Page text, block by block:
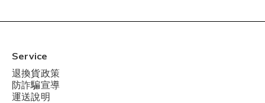
Service
退換貨政策
防詐騙宣導
運送說明